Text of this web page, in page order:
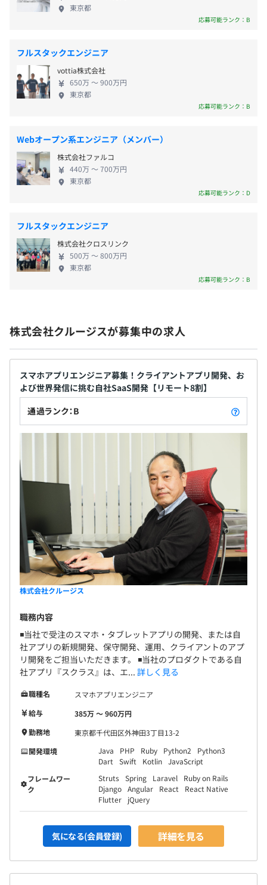
・書籍購入支援制度
プロジェクトで必要な技術書、資格取得で必要なテキス
極的に会社で購入します。
バージョンが新しくなったら会社へ返却して、新しいバー
ジョンの技術書を購入しています。
積極的に支援します。
・ベンダー試験は受験料相当を支給（合格時のみ）
・国家試験は、全額受験料を会社が負担（別途、合格お祝
い金あり）
定期的に技術研修や勉強会・外部講師によるビジネス研修
をおこない人材育成をしています。
【技術カルチャー】
・CTO 、またはそれに準じる技術やワークフローの標準
・取締役（社内）または執行役員として、エンジニアリン
グ部門の人間が経営に参加している
・経営トップがエンジニア出身、または現役のエンジニア
である
・エンジニアの人事評価にエンジニアが関わっている
・エンジニアを対象にした勉強会、カンファレンスの主催
実績あり
【技術環境】
◾️採用されたら使う技術
フレームワーク：jquery、django、angularjs、struts、
spring、react.js、laravel
データベース：mysql、mariadb、postgresql、oracle、
realm
ソースコード管理：git
プロジェクト管理：jira、backlog、github
情報共有ツール：slack
その他：visual-studio-code、reactnative、amazon-
web-services、microsoft-azure、google-cloud-
platform、teams
◾️その他、現場で使われている技術
言語：swift、kotlin、ruby
フレームワーク：flutter、react、ruby-on-rails
データベース：mongodb
その他：macos、shell、react-native
※お客さま先により異なる
〈本社〉
JR山手線・京浜東北線・中央総武線「秋葉原駅」電気街
口より徒歩5分
東京メトロ日比谷線「秋葉原駅」3番出口より徒歩8分
・完全週休2日制（土・日）
・祝日
・年次有給休暇
・年末年始休暇（12／29〜1／3）
・出産・育児休暇
・その他会社が認めた日
◎急なお休み考慮OK！
・交通費全額支給
・基本固定時間外手当
・プロジェクト手当
・残業手当
など
昇給：年1回（4月）
社会保険完備（健康保険〈関東ITソフトウエア健康保険組
合加入〉・厚生年金保険、雇用保険・労災保険）
無期雇用
6カ月（期間中、条件の変更はありません）
》。スマホ、タブレットを使った専門分野・校内教
育系のWebサービスを企画・開発し、総合的に展開
をローンチしましたが、今後、ゲーミフィケーショ
ン、AI部分でのサービス向上とB2C展開と、B2B2Cで
ある多種多様な教育法人やスクールへの展開可能な
プラットフォームとして事業を進めています。現時点
で詳細はお伝えできませんが、今後当社の大きな柱
SaaS『スクラス』 学校の教員と出版社の声から生ま
れた資格試験・国家試験対策に特化したｅ-ラーニン
グサービス（LMS）。学習状況をデジタル管理する
ことで、進捗率や苦手科目の傾向を分析することが
できます。また、身近なスマホやタブレットを使い学
基幹事業となるのは、《クライアント先システムの
開発》。お客さま先へ出向してクライアントシステ
ムの企画・立案から、要求分析、プログラム開発、
保守・運用と一貫したサポートをします。Webシス
開発以外では、クラウド（AWS、Azure）基盤、シス
テム基盤のエンジニア、ITコンサルタントが活躍して
います。 ◆◆プロダクトと技術のチカラ◆◆ 「考え
たものを形にし、よりよくするために試行錯誤する
こと」がエンジニアの面白さです。そして、サービス
を使うコンシューマやユーザに喜んでもらうこと
で、さらに高度な技を身につけるモチベーションに
つながっていきます。それを実現するために、どんな
状況でも活躍でき、将来を描けるエンジニアとなっ
てもらうことが必要不可欠です。 当社では、一人ひ
とりがプログラミングスキルだけではなく、インフ
ラ基盤、業務・サービスに関わる知識を含めてスキ
ルアップ、キャリアアップできるサポート体制が整
っています。 ◆◆ワークライフバランスの充実◆◆
月平均残業は10時間以内、完全週休2日制で年間休日
は124日以上です。プライベートも充実させていただ
ける環境で、ワークライフバランスも充実していま
す。
東京都
応募可能ランク：B
フルスタックエンジニア
vottia株式会社
650万 〜 900万円
東京都
応募可能ランク：B
Webオープン系エンジニア（メンバー）
株式会社ファルコ
440万 〜 700万円
東京都
応募可能ランク：D
フルスタックエンジニア
株式会社クロスリンク
500万 〜 800万円
東京都
応募可能ランク：B
株式会社クルージスが募集中の求人
スマホアプリエンジニア募集！クライアントアプリ開発、お
よび世界発信に挑む自社SaaS開発【リモート8割】
通過ランク：B
株式会社クルージス
職務内容
◾️当社で受注のスマホ・タブレットアプリの開発、または自
社アプリの新規開発、保守開発、運用、クライアントのアプ
リ開発をご担当いただきます。 ◾️当社のプロダクトである自
社アプリ『スクラス』は、エ... 詳しく見る
職種名
スマホアプリエンジニア
給与
385万 〜 960万円
勤務地
東京都千代田区外神田3丁目13-2
開発環境
Java PHP Ruby Python2
Python3
Dart
Swift Kotlin JavaScript
フレームワー
ク
Struts Spring Laravel
Ruby on Rails
Django Angular React
React Native
Flutter
jQuery
気になる(会員登録) 詳細を見る